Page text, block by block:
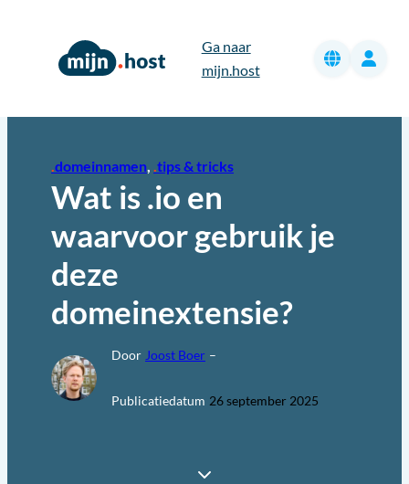
Ga naar
mijn.host
domeinnamen, tips & tricks
Wat is .io en
waarvoor gebruik je
deze
domeinextensie?
Door Joost Boer –
Publicatiedatum 26 september 2025